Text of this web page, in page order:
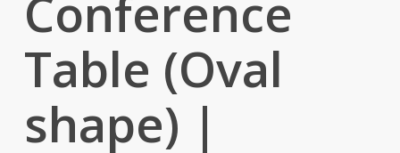
Table (Oval
shape) |